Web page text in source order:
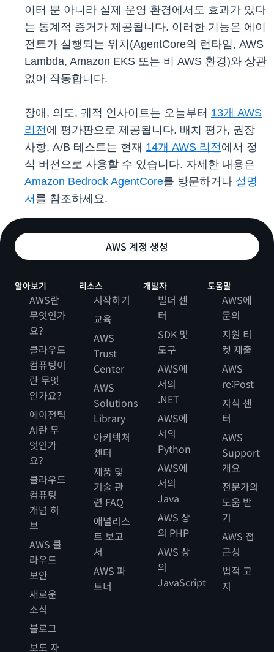
이터 뿐 아니라 실제 운영 환경에서도 효과가 있다
는 통계적 증거가 제공됩니다. 이러한 기능은 에이
전트가 실행되는 위치(AgentCore의 런타임, AWS
Lambda, Amazon EKS 또는 비 AWS 환경)와 상관
없이 작동합니다.
장애, 의도, 궤적 인사이트는 오늘부터 13개 AWS
리전에 평가판으로 제공됩니다. 배치 평가, 권장
사항, A/B 테스트는 현재 14개 AWS 리전에서 정
식 버전으로 사용할 수 있습니다. 자세한 내용은
Amazon Bedrock AgentCore를 방문하거나 설명
서 를 참조하세요.
AWS 계정 생성
알아보기
AWS란
무엇인가
요?
클라우드
컴퓨팅이
란 무엇
인가요?
에이전틱
AI란 무
엇인가
요?
클라우드
컴퓨팅
개념 허
브
AWS 클
라우드
보안
새로운
소식
블로그
보도 자
리소스
시작하기
교육
AWS
Trust
Center
AWS
Solutions
Library
아키텍처
센터
제품 및
기술 관
련 FAQ
애널리스
트 보고
서
AWS 파
트너
개발자
빌더 센
터
SDK 및
도구
AWS에
서의
.NET
AWS에
서의
Python
AWS에
서의
Java
AWS 상
의 PHP
AWS 상
의
JavaScript
도움말
AWS에
문의
지원 티
켓 제출
AWS
re:Post
지식 센
터
AWS
Support
개요
전문가의
도움 받
기
AWS 접
근성
법적 고
지